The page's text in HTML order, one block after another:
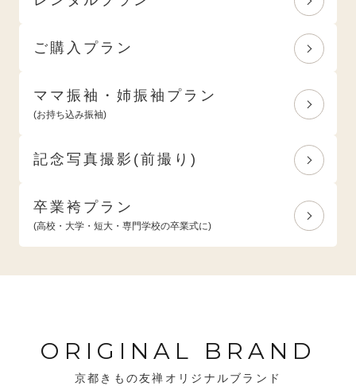
ご購入プラン
ママ振袖・姉振袖プラン
(お持ち込み振袖)
記念写真撮影(前撮り)
卒業袴プラン
(高校・大学・短大・専門学校の卒業式に)
ORIGINAL BRAND
京都きもの友禅オリジナルブランド